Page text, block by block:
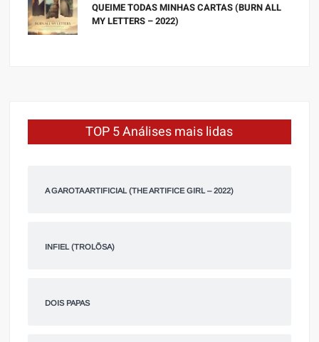
QUEIME TODAS MINHAS CARTAS (BURN ALL
MY LETTERS – 2022)
TOP 5 Análises mais lidas
A GAROTA ARTIFICIAL (THE ARTIFICE GIRL – 2022)
INFIEL (TROLÕSA)
DOIS PAPAS